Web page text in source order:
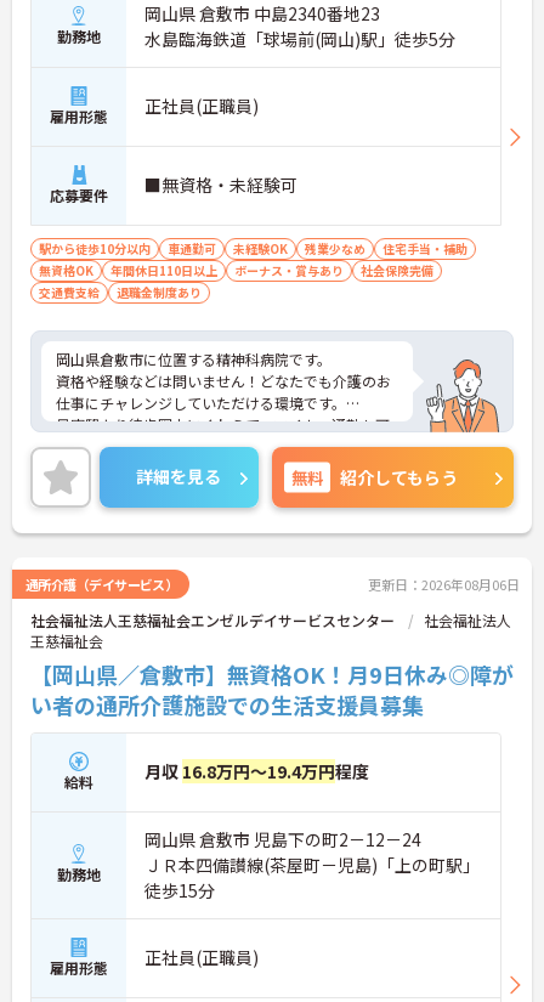
勤務地
岡山県 倉敷市 中島2340番地23
水島臨海鉄道「球場前(岡山)駅」徒歩5分
雇用形態 正社員(正職員)
応募要件 ■無資格・未経験可
駅から徒歩10分以内 車通勤可 未経験OK 残業少なめ
住宅手当・補助
無資格OK
年間休日110日以上 ボーナス・賞与あり
社会保険完備
交通費支給
退職金制度あり
岡山県倉敷市に位置する精神科病院です。
資格や経験などは問いません！どなたでも介護のお
仕事にチャレンジしていただける環境です。
最寄駅より徒歩圏内にくわえて、マイカー通勤も可
能と通勤も便利です。
ご興味をお持ちの方はお気軽にお問い合わせくださ
い。
詳細を見る 無料 紹介してもらう
通所介護（デイサービス） 更新日：2026年08月06日
社会福祉法人王慈福祉会エンゼルデイサービスセンター
社会福祉法人
王慈福祉会
【岡山県／倉敷市】無資格OK！月9日休み◎障が
い者の通所介護施設での生活支援員募集
給料 月収 16.8万円～19.4万円程度
勤務地
岡山県 倉敷市 児島下の町2－12－24
ＪＲ本四備讃線(茶屋町－児島)「上の町駅」
徒歩15分
雇用形態 正社員(正職員)